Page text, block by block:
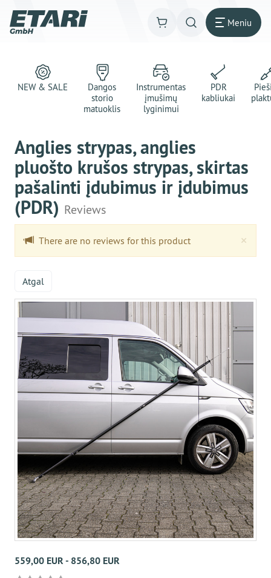
Meniu
NEW & SALE
Dangos
storio
matuoklis
Instrumentas
įmušimų
lyginimui
PDR
kabliukai
Anglies strypas, anglies
pluošto krušos strypas, skirtas
pašalinti įdubimus ir įdubimus
(PDR) Reviews
×
There are no reviews for this product
Atgal
559,00 EUR - 856,80 EUR